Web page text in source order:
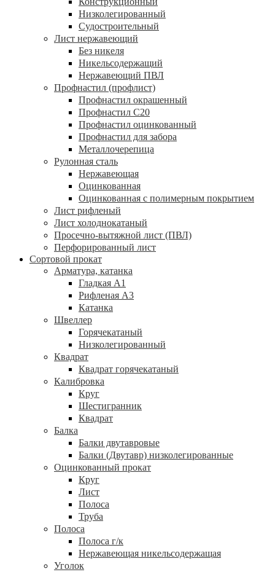
Низколегированный
Судостроительный
Лист нержавеющий
Без никеля
Никельсодержащий
Нержавеющий ПВЛ
Профнастил (профлист)
Профнастил окрашенный
Профнастил С20
Профнастил оцинкованный
Профнастил для забора
Металлочерепица
Рулонная сталь
Нержавеющая
Оцинкованная
Оцинкованная с полимерным покрытием
Лист рифленый
Лист холоднокатаный
Просечно-вытяжной лист (ПВЛ)
Перфорированный лист
Сортовой прокат
Арматура, катанка
Гладкая А1
Рифленая А3
Катанка
Швеллер
Горячекатаный
Низколегированный
Квадрат
Квадрат горячекатаный
Калибровка
Круг
Шестигранник
Квадрат
Балка
Балки двутавровые
Балки (Двутавр) низколегированные
Оцинкованный прокат
Круг
Лист
Полоса
Труба
Полоса
Полоса г/к
Нержавеющая никельсодержащая
Уголок